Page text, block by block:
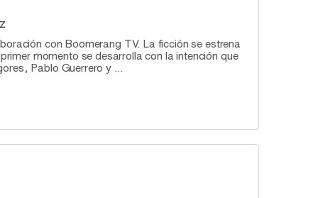
con Boomerang TV. La ficción se estrena
momento se desarrolla con la intención que
Pablo Guerrero y ...